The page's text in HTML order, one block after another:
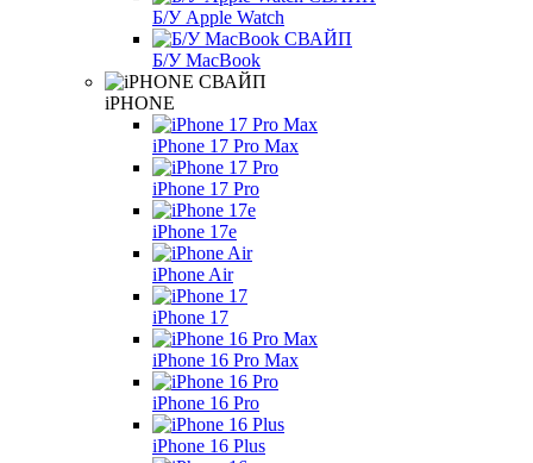
Б/У Apple Watch
Б/У MacBook
iPHONE
iPhone 17 Pro Max
iPhone 17 Pro
iPhone 17e
iPhone Air
iPhone 17
iPhone 16 Pro Max
iPhone 16 Pro
iPhone 16 Plus